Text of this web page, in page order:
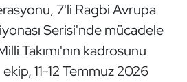
7'li Ragbi Avrupa
Serisi'nde mücadele
Takımı'nın kadrosunu
ekip, 11-12 Temmuz 2026